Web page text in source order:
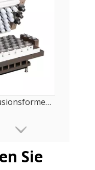
Mittelgroße Extrusionsformen für Lebensmittelverpackungen
Sie